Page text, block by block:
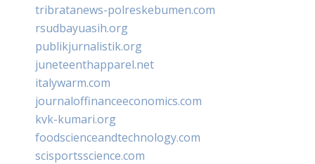
tribratanews-polreskebumen.com
rsudbayuasih.org
publikjurnalistik.org
juneteenthapparel.net
italywarm.com
journaloffinanceeconomics.com
kvk-kumari.org
foodscienceandtechnology.com
scisportsscience.com